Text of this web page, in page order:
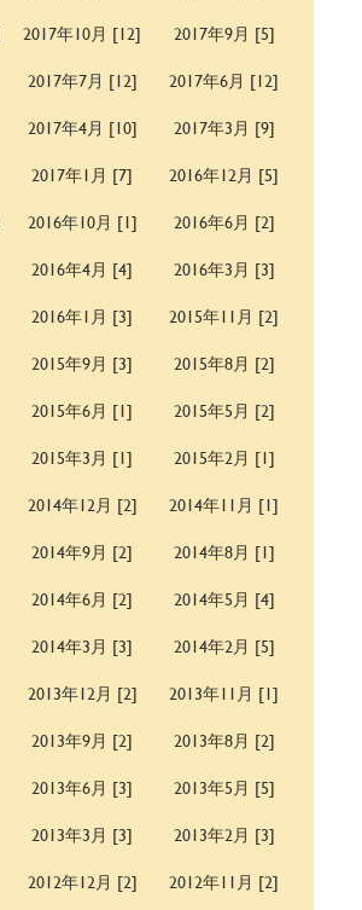
2017年10月 [12]
2017年9月 [5]
2017年7月 [12]
2017年6月 [12]
2017年4月 [10]
2017年3月 [9]
2017年1月 [7]
2016年12月 [5]
2016年10月 [1]
2016年6月 [2]
2016年4月 [4]
2016年3月 [3]
2016年1月 [3]
2015年11月 [2]
2015年9月 [3]
2015年8月 [2]
2015年6月 [1]
2015年5月 [2]
2015年3月 [1]
2015年2月 [1]
2014年12月 [2]
2014年11月 [1]
2014年9月 [2]
2014年8月 [1]
2014年6月 [2]
2014年5月 [4]
2014年3月 [3]
2014年2月 [5]
2013年12月 [2]
2013年11月 [1]
2013年9月 [2]
2013年8月 [2]
2013年6月 [3]
2013年5月 [5]
2013年3月 [3]
2013年2月 [3]
2012年12月 [2]
2012年11月 [2]